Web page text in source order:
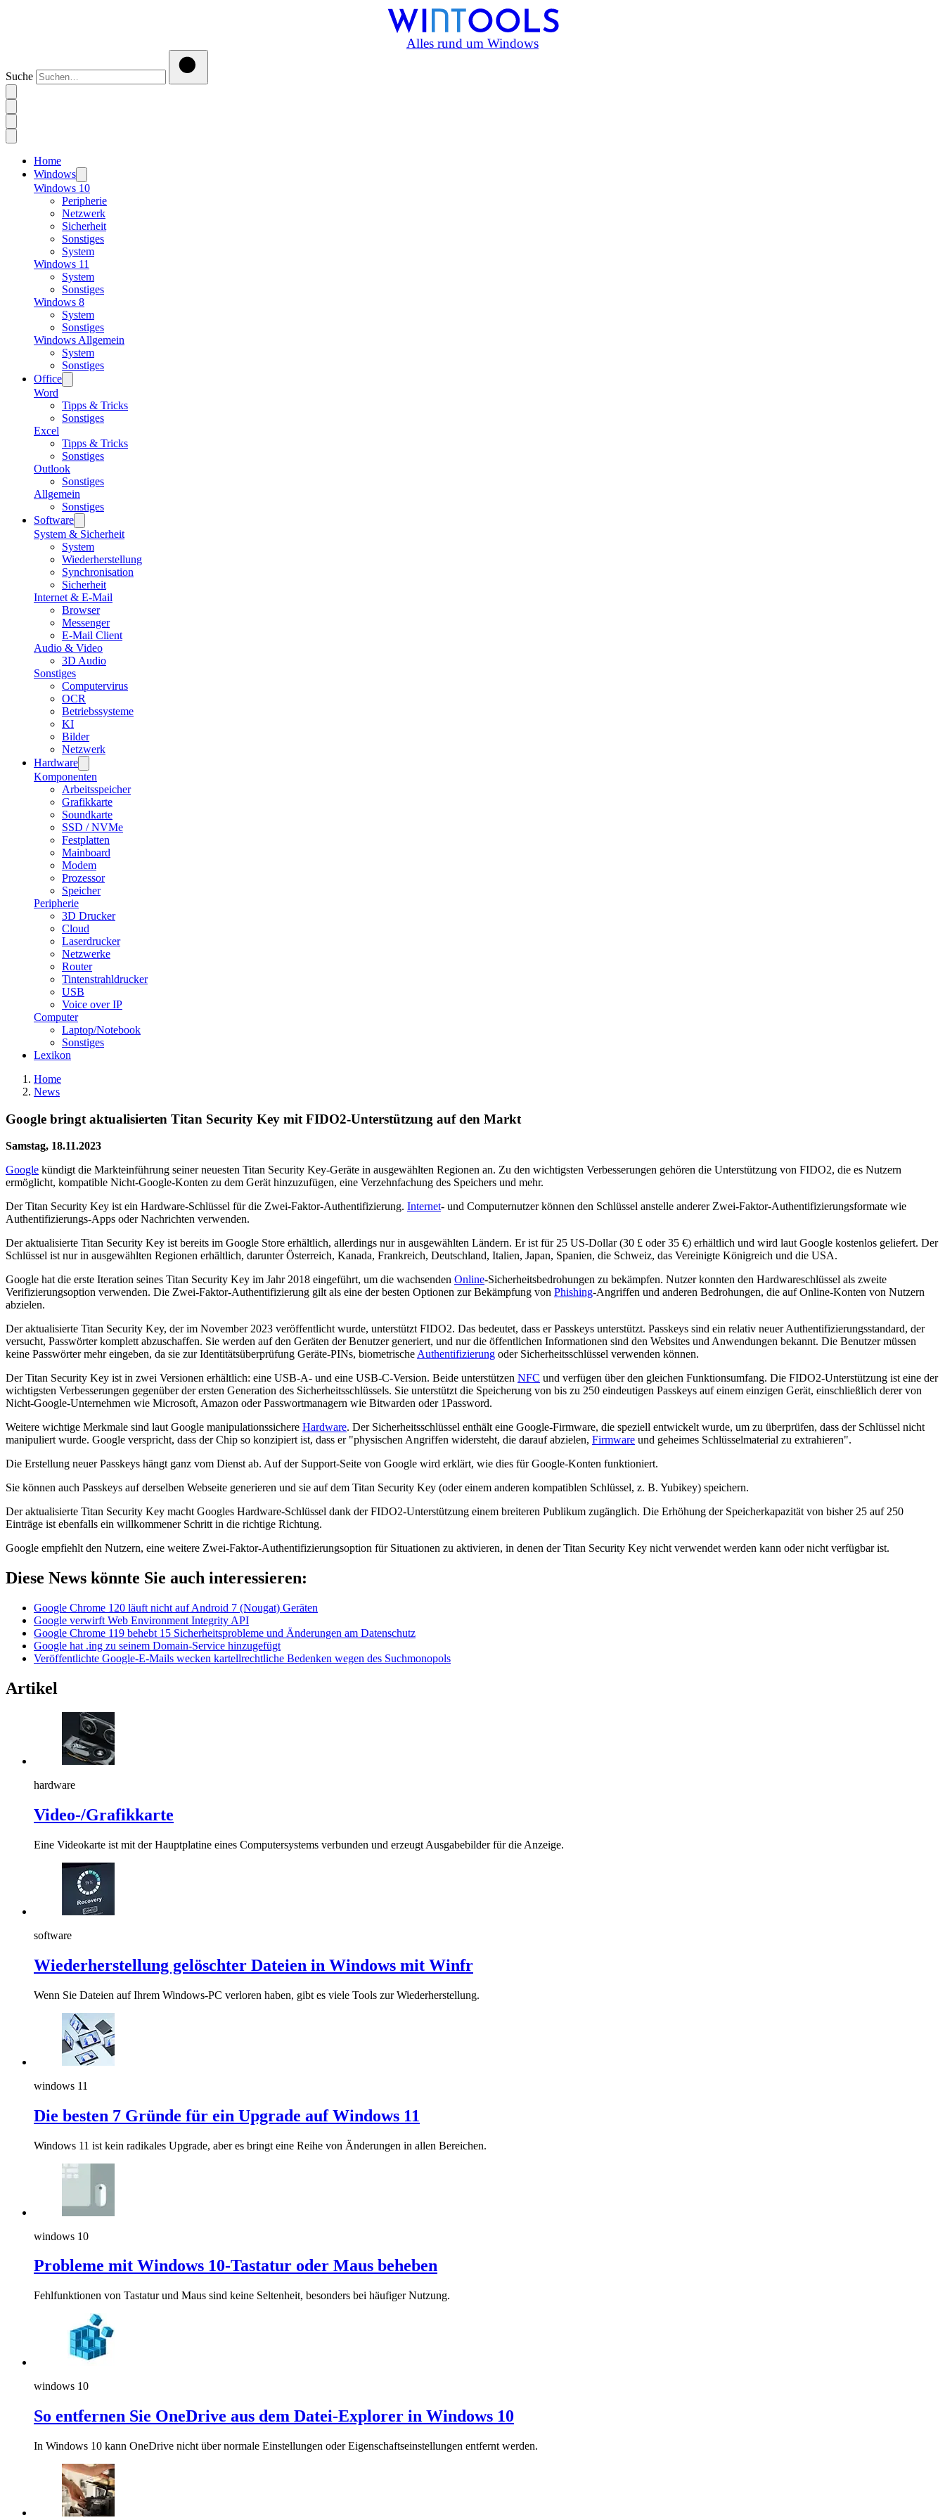
Alles rund um Windows
Suche
Home
Windows
Windows 10
Peripherie
Netzwerk
Sicherheit
Sonstiges
System
Windows 11
System
Sonstiges
Windows 8
System
Sonstiges
Windows Allgemein
System
Sonstiges
Office
Word
Tipps & Tricks
Sonstiges
Excel
Tipps & Tricks
Sonstiges
Outlook
Sonstiges
Allgemein
Sonstiges
Software
System & Sicherheit
System
Wiederherstellung
Synchronisation
Sicherheit
Internet & E-Mail
Browser
Messenger
E-Mail Client
Audio & Video
3D Audio
Sonstiges
Computervirus
OCR
Betriebssysteme
KI
Bilder
Netzwerk
Hardware
Komponenten
Arbeitsspeicher
Grafikkarte
Soundkarte
SSD / NVMe
Festplatten
Mainboard
Modem
Prozessor
Speicher
Peripherie
3D Drucker
Cloud
Laserdrucker
Netzwerke
Router
Tintenstrahldrucker
USB
Voice over IP
Computer
Laptop/Notebook
Sonstiges
Lexikon
Home
News
Google bringt aktualisierten Titan Security Key mit FIDO2-Unterstützung auf den Markt
Samstag, 18.11.2023
Google kündigt die Markteinführung seiner neuesten Titan Security Key-Geräte in ausgewählten Regionen an. Zu den wichtigsten Verbesserungen gehören die Unterstützung von FIDO2, die es Nutzern
ermöglicht, kompatible Nicht-Google-Konten zu dem Gerät hinzuzufügen, eine Verzehnfachung des Speichers und mehr.
Der Titan Security Key ist ein Hardware-Schlüssel für die Zwei-Faktor-Authentifizierung. Internet- und Computernutzer können den Schlüssel anstelle anderer Zwei-Faktor-Authentifizierungsformate wie
Authentifizierungs-Apps oder Nachrichten verwenden.
Der aktualisierte Titan Security Key ist bereits im Google Store erhältlich, allerdings nur in ausgewählten Ländern. Er ist für 25 US-Dollar (30 £ oder 35 €) erhältlich und wird laut Google kostenlos geliefert. Der
Schlüssel ist nur in ausgewählten Regionen erhältlich, darunter Österreich, Kanada, Frankreich, Deutschland, Italien, Japan, Spanien, die Schweiz, das Vereinigte Königreich und die USA.
Google hat die erste Iteration seines Titan Security Key im Jahr 2018 eingeführt, um die wachsenden Online-Sicherheitsbedrohungen zu bekämpfen. Nutzer konnten den Hardwareschlüssel als zweite
Verifizierungsoption verwenden. Die Zwei-Faktor-Authentifizierung gilt als eine der besten Optionen zur Bekämpfung von Phishing-Angriffen und anderen Bedrohungen, die auf Online-Konten von Nutzern
abzielen.
Der aktualisierte Titan Security Key, der im November 2023 veröffentlicht wurde, unterstützt FIDO2. Das bedeutet, dass er Passkeys unterstützt. Passkeys sind ein relativ neuer Authentifizierungsstandard, der
versucht, Passwörter komplett abzuschaffen. Sie werden auf den Geräten der Benutzer generiert, und nur die öffentlichen Informationen sind den Websites und Anwendungen bekannt. Die Benutzer müssen
keine Passwörter mehr eingeben, da sie zur Identitätsüberprüfung Geräte-PINs, biometrischeAuthentifizierung oder Sicherheitsschlüssel verwenden können.
Der Titan Security Key ist in zwei Versionen erhältlich: eine USB-A- und eine USB-C-Version. Beide unterstützen NFC und verfügen über den gleichen Funktionsumfang. Die FIDO2-Unterstützung ist eine der
wichtigsten Verbesserungen gegenüber der ersten Generation des Sicherheitsschlüssels. Sie unterstützt die Speicherung von bis zu 250 eindeutigen Passkeys auf einem einzigen Gerät, einschließlich derer von
Nicht-Google-Unternehmen wie Microsoft, Amazon oder Passwortmanagern wie Bitwarden oder 1Password.
Weitere wichtige Merkmale sind laut Google manipulationssichere Hardware. Der Sicherheitsschlüssel enthält eine Google-Firmware, die speziell entwickelt wurde, um zu überprüfen, dass der Schlüssel nicht
manipuliert wurde. Google verspricht, dass der Chip so konzipiert ist, dass er "physischen Angriffen widersteht, die darauf abzielen, Firmware und geheimes Schlüsselmaterial zu extrahieren".
Die Erstellung neuer Passkeys hängt ganz vom Dienst ab. Auf der Support-Seite von Google wird erklärt, wie dies für Google-Konten funktioniert.
Sie können auch Passkeys auf derselben Webseite generieren und sie auf dem Titan Security Key (oder einem anderen kompatiblen Schlüssel, z. B. Yubikey) speichern.
Der aktualisierte Titan Security Key macht Googles Hardware-Schlüssel dank der FIDO2-Unterstützung einem breiteren Publikum zugänglich. Die Erhöhung der Speicherkapazität von bisher 25 auf 250
Einträge ist ebenfalls ein willkommener Schritt in die richtige Richtung.
Google empfiehlt den Nutzern, eine weitere Zwei-Faktor-Authentifizierungsoption für Situationen zu aktivieren, in denen der Titan Security Key nicht verwendet werden kann oder nicht verfügbar ist.
Diese News könnte Sie auch interessieren:
Google Chrome 120 läuft nicht auf Android 7 (Nougat) Geräten
Google verwirft Web Environment Integrity API
Google Chrome 119 behebt 15 Sicherheitsprobleme und Änderungen am Datenschutz
Google hat .ing zu seinem Domain-Service hinzugefügt
Veröffentlichte Google-E-Mails wecken kartellrechtliche Bedenken wegen des Suchmonopols
Artikel
hardware
Video-/Grafikkarte
Eine Videokarte ist mit der Hauptplatine eines Computersystems verbunden und erzeugt Ausgabebilder für die Anzeige.
software
Wiederherstellung gelöschter Dateien in Windows mit Winfr
Wenn Sie Dateien auf Ihrem Windows-PC verloren haben, gibt es viele Tools zur Wiederherstellung.
windows 11
Die besten 7 Gründe für ein Upgrade auf Windows 11
Windows 11 ist kein radikales Upgrade, aber es bringt eine Reihe von Änderungen in allen Bereichen.
windows 10
Probleme mit Windows 10-Tastatur oder Maus beheben
Fehlfunktionen von Tastatur und Maus sind keine Seltenheit, besonders bei häufiger Nutzung.
windows 10
So entfernen Sie OneDrive aus dem Datei-Explorer in Windows 10
In Windows 10 kann OneDrive nicht über normale Einstellungen oder Eigenschaftseinstellungen entfernt werden.